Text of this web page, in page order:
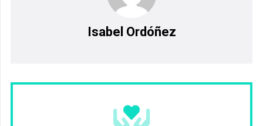
Isabel Ordóñez